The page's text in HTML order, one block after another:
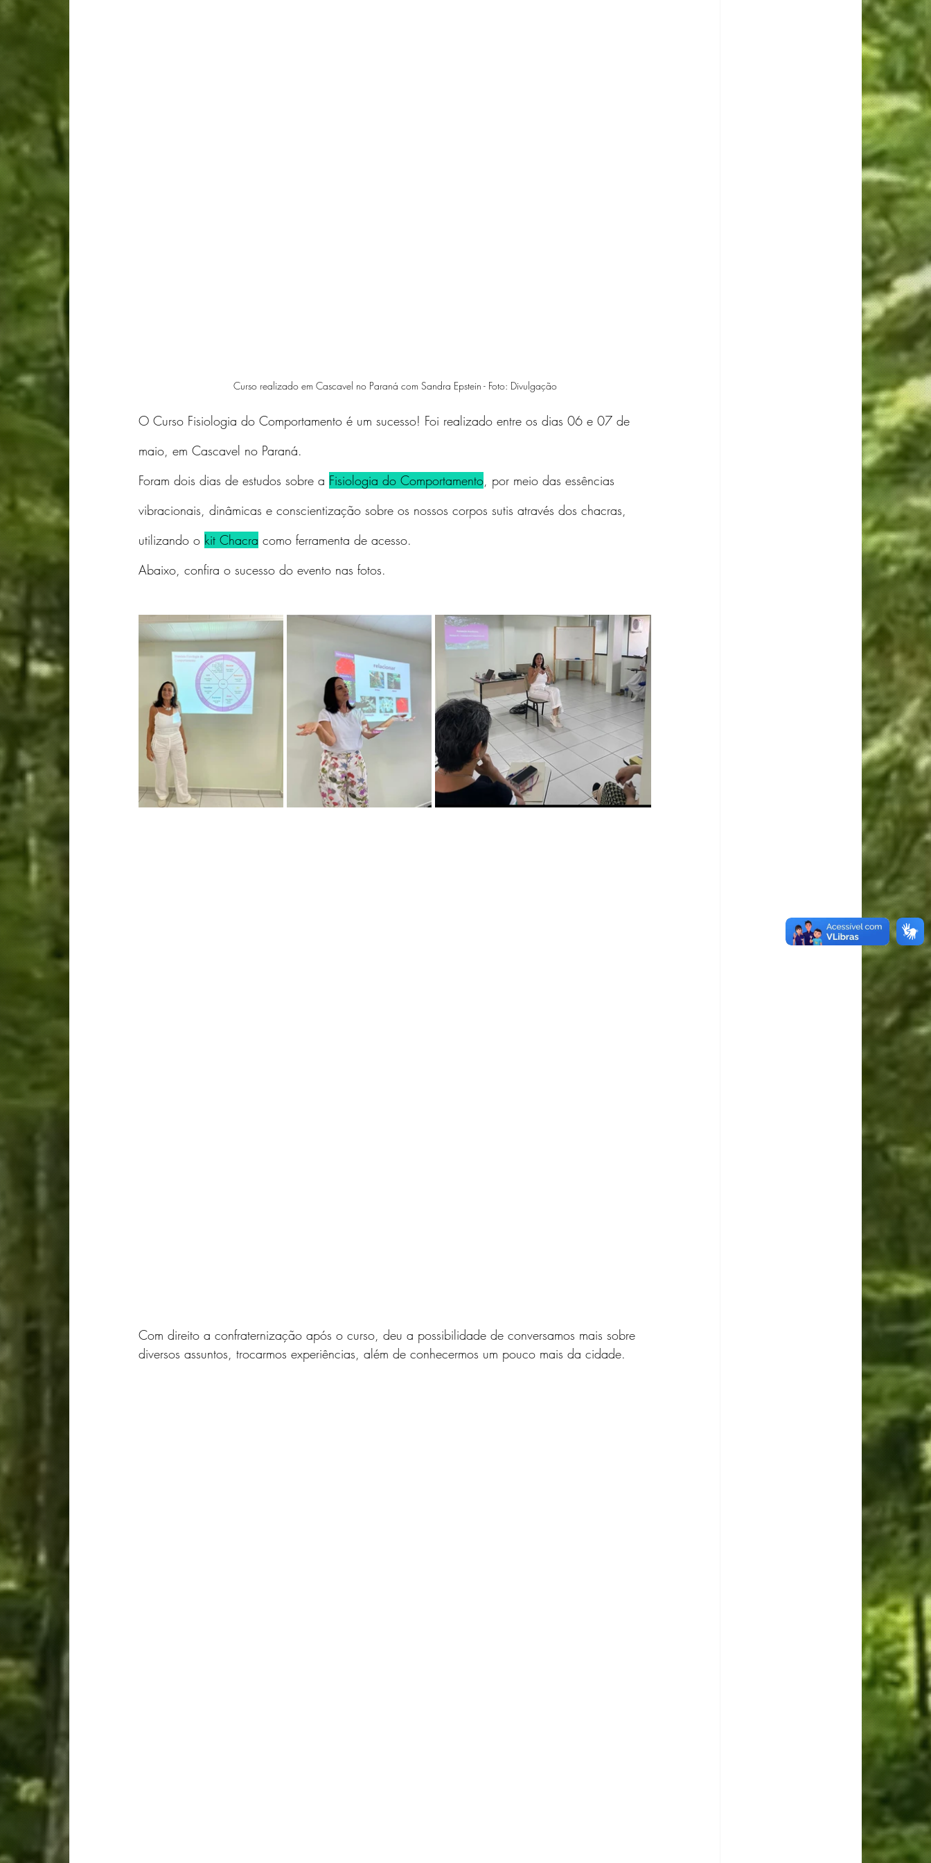
Curso realizado em Cascavel no Paraná com Sandra Epstein - Foto: Divulgação
O Curso Fisiologia do Comportamento é um sucesso! Foi realizado entre os dias 06 e 07 de
maio, em Cascavel no Paraná.
Foram dois dias de estudos sobre a Fisiologia do Comportamento , por meio das essências
vibracionais, dinâmicas e conscientização sobre os nossos corpos sutis através dos chacras,
utilizando o kit Chacra como ferramenta de acesso.
Abaixo, confira o sucesso do evento nas fotos.
Com direito a confraternização após o curso, deu a possibilidade de conversamos mais sobre
diversos assuntos, trocarmos experiências, além de conhecermos um pouco mais da cidade.